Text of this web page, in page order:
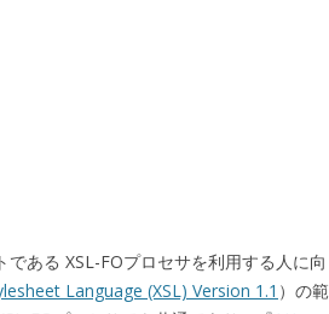
ある XSL-FOプロセサを利用する人に向
Language (XSL) Version 1.1 ）の範